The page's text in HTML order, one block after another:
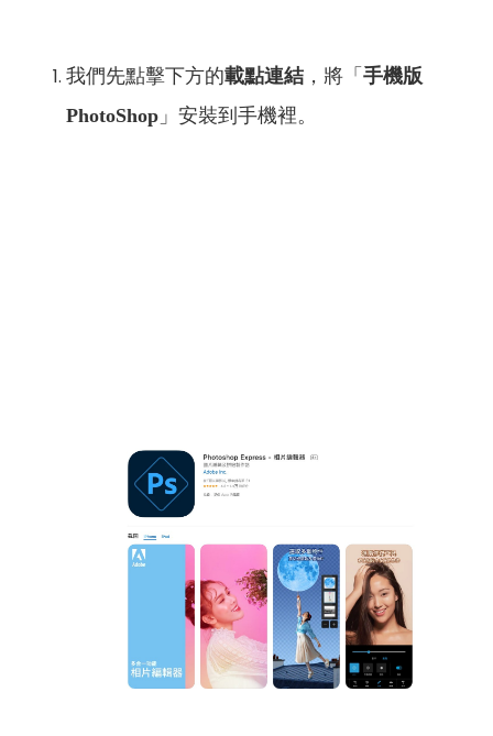
我們先點擊下方的載點連結 ，將「 手機版
PhotoShop 」安裝到手機裡。